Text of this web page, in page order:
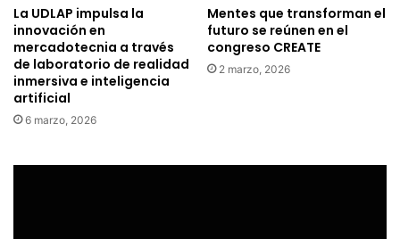
La UDLAP impulsa la
innovación en
mercadotecnia a través
de laboratorio de realidad
inmersiva e inteligencia
artificial
6 marzo, 2026
Mentes que transforman el
futuro se reúnen en el
congreso CREATE
2 marzo, 2026